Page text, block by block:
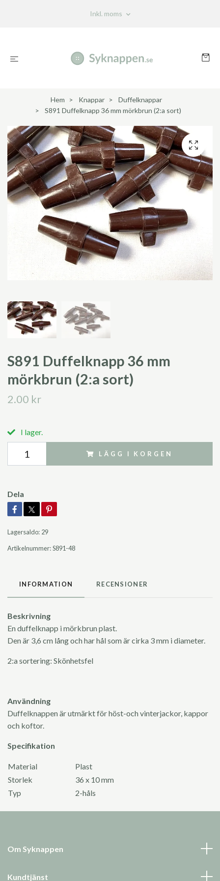
Inkl. moms
Hem Knappar
Duffelknappar
S891 Duffelknapp 36 mm mörkbrun (2:a sort)
S891 Duffelknapp 36 mm
mörkbrun (2:a sort)
2.00 kr
I lager.
LÄGG I KORGEN
Dela
Lagersaldo: 29
Artikelnummer:S891-48
INFORMATION RECENSIONER
Beskrivning
En duffelknapp i mörkbrun plast.
Den är 3,6 cm lång och har hål som är cirka 3 mm i diameter.
2:a sortering: Skönhetsfel
Användning
Duffelknappen är utmärkt för höst-och vinterjackor, kappor
och koftor.
Specifikation
Material
Plast
Storlek
36 x 10 mm
Typ
2-håls
Om Syknappen
Kundtjänst